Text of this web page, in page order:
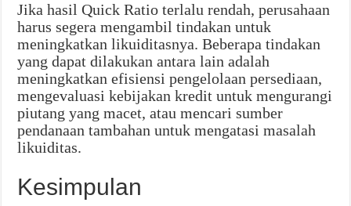
Jika hasil Quick Ratio terlalu rendah, perusahaan
harus segera mengambil tindakan untuk
meningkatkan likuiditasnya. Beberapa tindakan
yang dapat dilakukan antara lain adalah
meningkatkan efisiensi pengelolaan persediaan,
mengevaluasi kebijakan kredit untuk mengurangi
piutang yang macet, atau mencari sumber
pendanaan tambahan untuk mengatasi masalah
likuiditas.
Kesimpulan